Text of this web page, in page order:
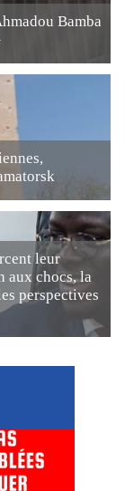
Bamba
leur
aux chocs, la
perspectives